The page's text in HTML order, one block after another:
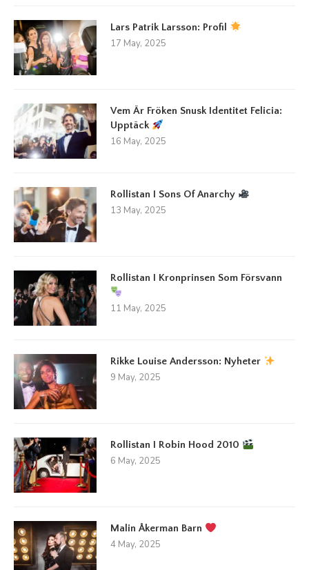
Lars Patrik Larsson: Profil
17 May, 2025
Vem Är Fröken Snusk Identitet Felicia:
Upptäck
16 May, 2025
Rollistan I Sons Of Anarchy
13 May, 2025
Rollistan I Kronprinsen Som Försvann
11 May, 2025
Rikke Louise Andersson: Nyheter
9 May, 2025
Rollistan I Robin Hood 2010
6 May, 2025
Malin Åkerman Barn
4 May, 2025